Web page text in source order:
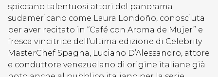
spiccano talentuosi attori del panorama
sudamericano come Laura Londoño, conosciuta
per aver recitato in “Café con Aroma de Mujer” e
fresca vincitrice dell’ultima edizione di Celebrity
MasterChef Spagna, Luciano D’Alessandro, attore
e conduttore venezuelano di origine italiane già